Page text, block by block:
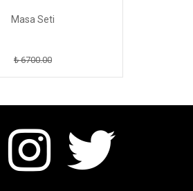
Masa Seti
₺ 6700.00